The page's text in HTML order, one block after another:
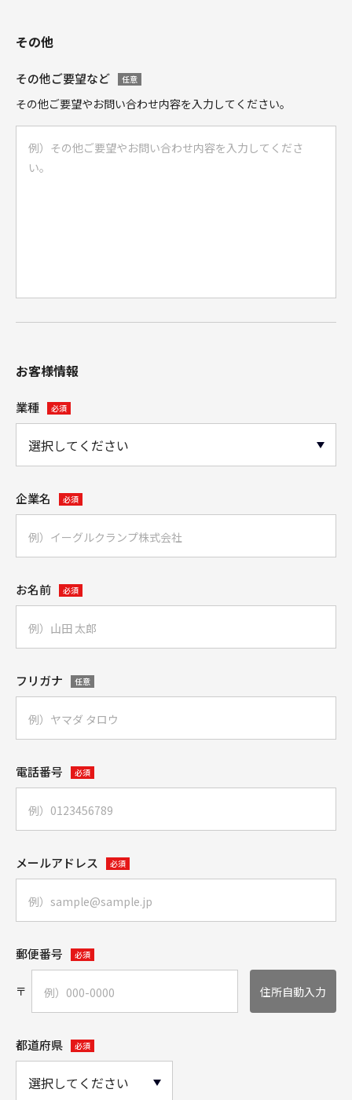
その他
その他ご要望など 任意
その他ご要望やお問い合わせ内容を入力してください。
お客様情報
業種 必須
企業名 必須
お名前 必須
フリガナ 任意
電話番号 必須
メールアドレス 必須
郵便番号 必須
〒 住所自動入力
都道府県 必須